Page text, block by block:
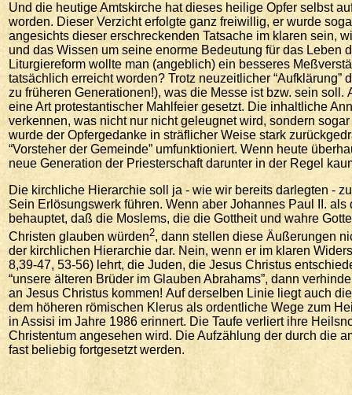
Und die heutige Amtskirche hat dieses heilige Opfer selbst
worden. Dieser Verzicht erfolgte ganz freiwillig, er wurde
angesichts dieser erschreckenden Tatsache im klaren sein,
und das Wissen um seine enorme Bedeutung für das
Liturgiereform wollte man (angeblich) ein besseres
tatsächlich erreicht worden? Trotz neuzeitlicher
zu früheren Generationen!), was die Messe ist bzw. sein
eine Art protestantischer Mahlfeier gesetzt. Die inhaltliche
verkennen, was nicht nur nicht geleugnet wird, sondern
wurde der Opfergedanke in sträflicher Weise stark
“Vorsteher der Gemeinde” umfunktioniert. Wenn heute
neue Generation der Priesterschaft darunter in der Regel
Die kirchliche Hierarchie soll ja - wie wir bereits darlegten -
Sein Erlösungswerk führen. Wenn aber Johannes Paul II.
behauptet, daß die Moslems, die die Gottheit und wahre
Christen glauben würden2, dann stellen diese Äußerungen
der kirchlichen Hierarchie dar. Nein, wenn er im klaren
8,39-47, 53-56) lehrt, die Juden, die Jesus Christus
“unsere älteren Brüder im Glauben Abrahams”, dann
an Jesus Christus kommen! Auf derselben Linie liegt auch
dem höheren römischen Klerus als ordentliche Wege zum
in Assisi im Jahre 1986 erinnert. Die Taufe verliert ihre
Christentum angesehen wird. Die Aufzählung der durch die
fast beliebig fortgesetzt werden.